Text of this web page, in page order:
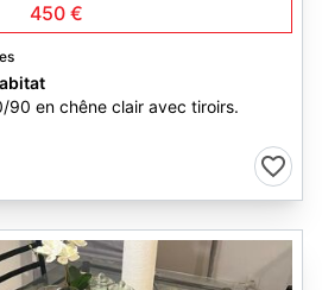
450 €
90 en chêne clair avec tiroirs.